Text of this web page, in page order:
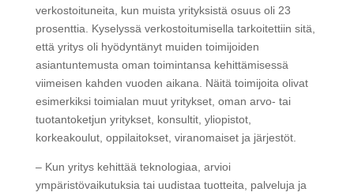
verkostoituneita, kun muista yrityksistä osuus oli 23
prosenttia. Kyselyssä verkostoitumisella tarkoitettiin sitä,
että yritys oli hyödyntänyt muiden toimijoiden
asiantuntemusta oman toimintansa kehittämisessä
viimeisen kahden vuoden aikana. Näitä toimijoita olivat
esimerkiksi toimialan muut yritykset, oman arvo- tai
tuotantoketjun yritykset, konsultit, yliopistot,
korkeakoulut, oppilaitokset, viranomaiset ja järjestöt.
– Kun yritys kehittää teknologiaa, arvioi
ympäristövaikutuksia tai uudistaa tuotteita, palveluja ja